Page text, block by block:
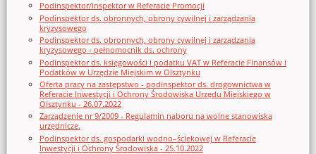
Podinspektor/inspektor w Referacie Promocji
Podinspektor ds. obronnych, obrony cywilnej i zarządzania
kryzysowego
Podinspektor ds. obronnych, obrony cywilnej i zarządzania
kryzysowego - pełnomocnik ds. ochrony
Podinspektor ds. księgowości i podatku VAT w Referacie Finansów i
Podatków w Urzędzie Miejskim w Olsztynku
Oferta pracy na zastępstwo - podinspektor ds. drogownictwa w
Referacie Inwestycji i Ochrony Środowiska Urzędu Miejskiego w
Olsztynku - 26.07.2022
Zarządzenie nr 9/2009 - Regulamin naboru na wolne stanowiska
urzędnicze.
Podinspektor ds. gospodarki wodno–ściekowej w Referacie
Inwestycji i Ochrony Środowiska - 25.10.2022